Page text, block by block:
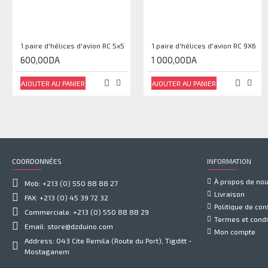
1 paire d'hélices d'avion RC 5x5
600,00DA
AJOUTER AU PANIER
1 paire d'hélices d'avion RC 9X6
1 000,00DA
AJOUTER AU PANIER
COORDONNÉES
Mob: +213 (0) 550 88 88 27
FAX: +213 (0) 45 39 72 32
Commerciale: +213 (0) 550 88 88 29
Email: store@dzduino.com
Address: 043 Cite Remila (Route du Port), Tigditt -
Mostaganem
INFORMATION
À propos de
Livraison
Politique de
Termes et
Mon compte